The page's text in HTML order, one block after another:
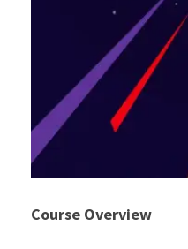
Course Overview